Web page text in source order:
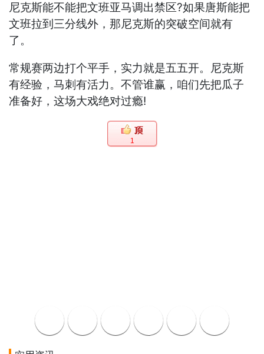
尼克斯能不能把文班亚马调出禁区?如果唐斯能把
文班拉到三分线外，那尼克斯的突破空间就有
了。
常规赛两边打个平手，实力就是五五开。尼克斯
有经验，马刺有活力。不管谁赢，咱们先把瓜子
准备好，这场大戏绝对过瘾!
1